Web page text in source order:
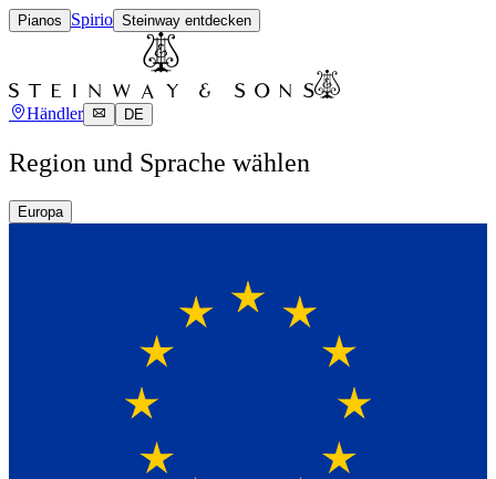
Pianos Spirio Steinway entdecken
Händler DE
Region und Sprache wählen
Europa